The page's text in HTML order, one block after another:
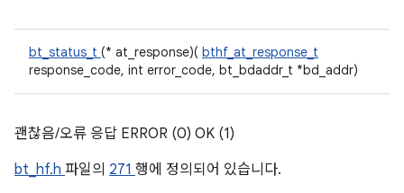
bt_status_t (* at_response)( bthf_at_response_t
response_code, int error_code, bt_bdaddr_t *bd_addr)
괜찮음/오류 응답 ERROR (0) OK (1)
bt_hf.h 파일의 271 행에 정의되어 있습니다.